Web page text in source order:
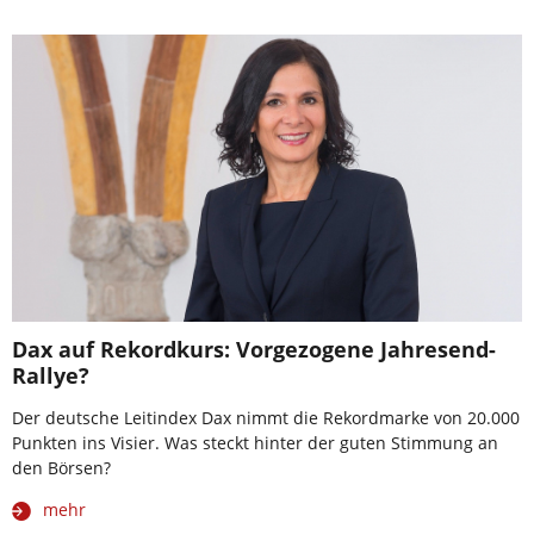
Dax auf Rekordkurs: Vorgezogene Jahresend-
Rallye?
Der deutsche Leitindex Dax nimmt die Rekordmarke von 20.000
Punkten ins Visier. Was steckt hinter der guten Stimmung an
den Börsen?
mehr